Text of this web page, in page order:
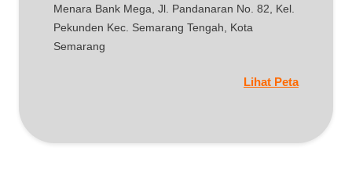
Menara Bank Mega, Jl. Pandanaran No. 82, Kel.
Pekunden Kec. Semarang Tengah, Kota
Semarang
Lihat Peta